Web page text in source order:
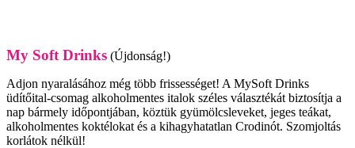
My Soft Drinks (Újdonság!)
Adjon nyaralásához még több frissességet! A MySoft Drinks
üdítőital-csomag alkoholmentes italok széles választékát biztosítja a
nap bármely időpontjában, köztük gyümölcsleveket, jeges teákat,
alkoholmentes koktélokat és a kihagyhatatlan Crodinót. Szomjoltás
korlátok nélkül!